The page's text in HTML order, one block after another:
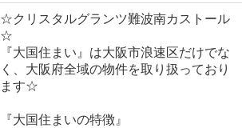
☆クリスタルグランツ難波南カストール
☆
『大国住まい』は大阪市浪速区だけでな
く、大阪府全域の物件を取り扱っており
ます☆
『大国住まいの特徴』